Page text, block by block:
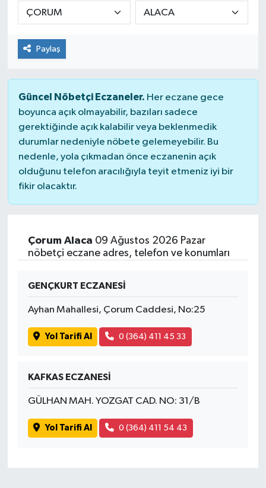
Paylaş
Güncel Nöbetçi Eczaneler. Her eczane gece
boyunca açık olmayabilir, bazıları sadece
gerektiğinde açık kalabilir veya beklenmedik
durumlar nedeniyle nöbete gelemeyebilir. Bu
nedenle, yola çıkmadan önce eczanenin açık
olduğunu telefon aracılığıyla teyit etmeniz iyi bir
fikir olacaktır.
Çorum Alaca 09 Ağustos 2026 Pazar
nöbetçi eczane adres, telefon ve konumları
GENÇKURT ECZANESİ
Ayhan Mahallesi, Çorum Caddesi, No:25
Yol Tarifi Al 0 (364) 411 45 33
KAFKAS ECZANESİ
GÜLHAN MAH. YOZGAT CAD. NO: 31/B
Yol Tarifi Al 0 (364) 411 54 43
Dursunbey
Edremit
EĞİTİM
EKONOMİ
Erdek
Gömeç
Havran
İvrindi